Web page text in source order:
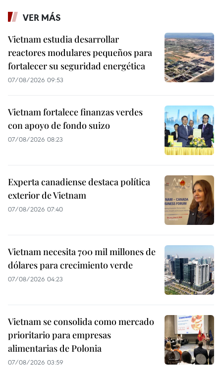
VER MÁS
Vietnam estudia desarrollar
reactores modulares pequeños para
fortalecer su seguridad energética
07/08/2026 09:53
Vietnam fortalece finanzas verdes
con apoyo de fondo suizo
07/08/2026 08:23
Experta canadiense destaca política
exterior de Vietnam
07/08/2026 07:40
Vietnam necesita 700 mil millones de
dólares para crecimiento verde
07/08/2026 04:23
Vietnam se consolida como mercado
prioritario para empresas
alimentarias de Polonia
07/08/2026 03:59